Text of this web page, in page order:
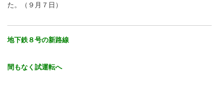
た。（９月７日）
地下鉄８号の新路線
間もなく試運転へ